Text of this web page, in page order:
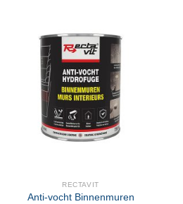
RECTAVIT
Anti-vocht Binnenmuren